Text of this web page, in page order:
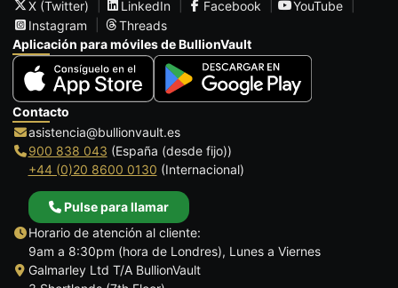
X (Twitter)
LinkedIn Facebook
YouTube
Instagram
Threads
Aplicación para móviles de BullionVault
Contacto
asistencia@bullionvault.es
900 838 043 (España (desde fijo))
+44 (0)20 8600 0130 (Internacional)
Pulse para llamar
Horario de atención al cliente:
9am a 8:30pm (hora de Londres), Lunes a Viernes
Galmarley Ltd T/A BullionVault